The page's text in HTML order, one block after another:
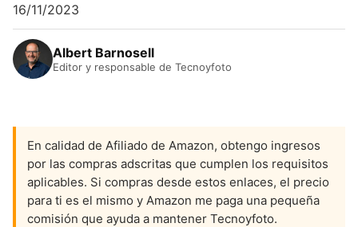
16/11/2023
Albert Barnosell
Editor y responsable de Tecnoyfoto
En calidad de Afiliado de Amazon, obtengo ingresos
por las compras adscritas que cumplen los requisitos
aplicables. Si compras desde estos enlaces, el precio
para ti es el mismo y Amazon me paga una pequeña
comisión que ayuda a mantener Tecnoyfoto.